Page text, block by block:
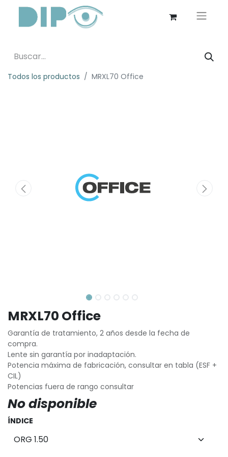
Todos los productos MRXL70 Office
MRXL70 Office
Garantía de tratamiento, 2 años desde la fecha de
compra.
Lente sin garantía por inadaptación.
Potencia máxima de fabricación, consultar en tabla (ESF +
CIL)
Potencias fuera de rango consultar
No disponible
ÍNDICE